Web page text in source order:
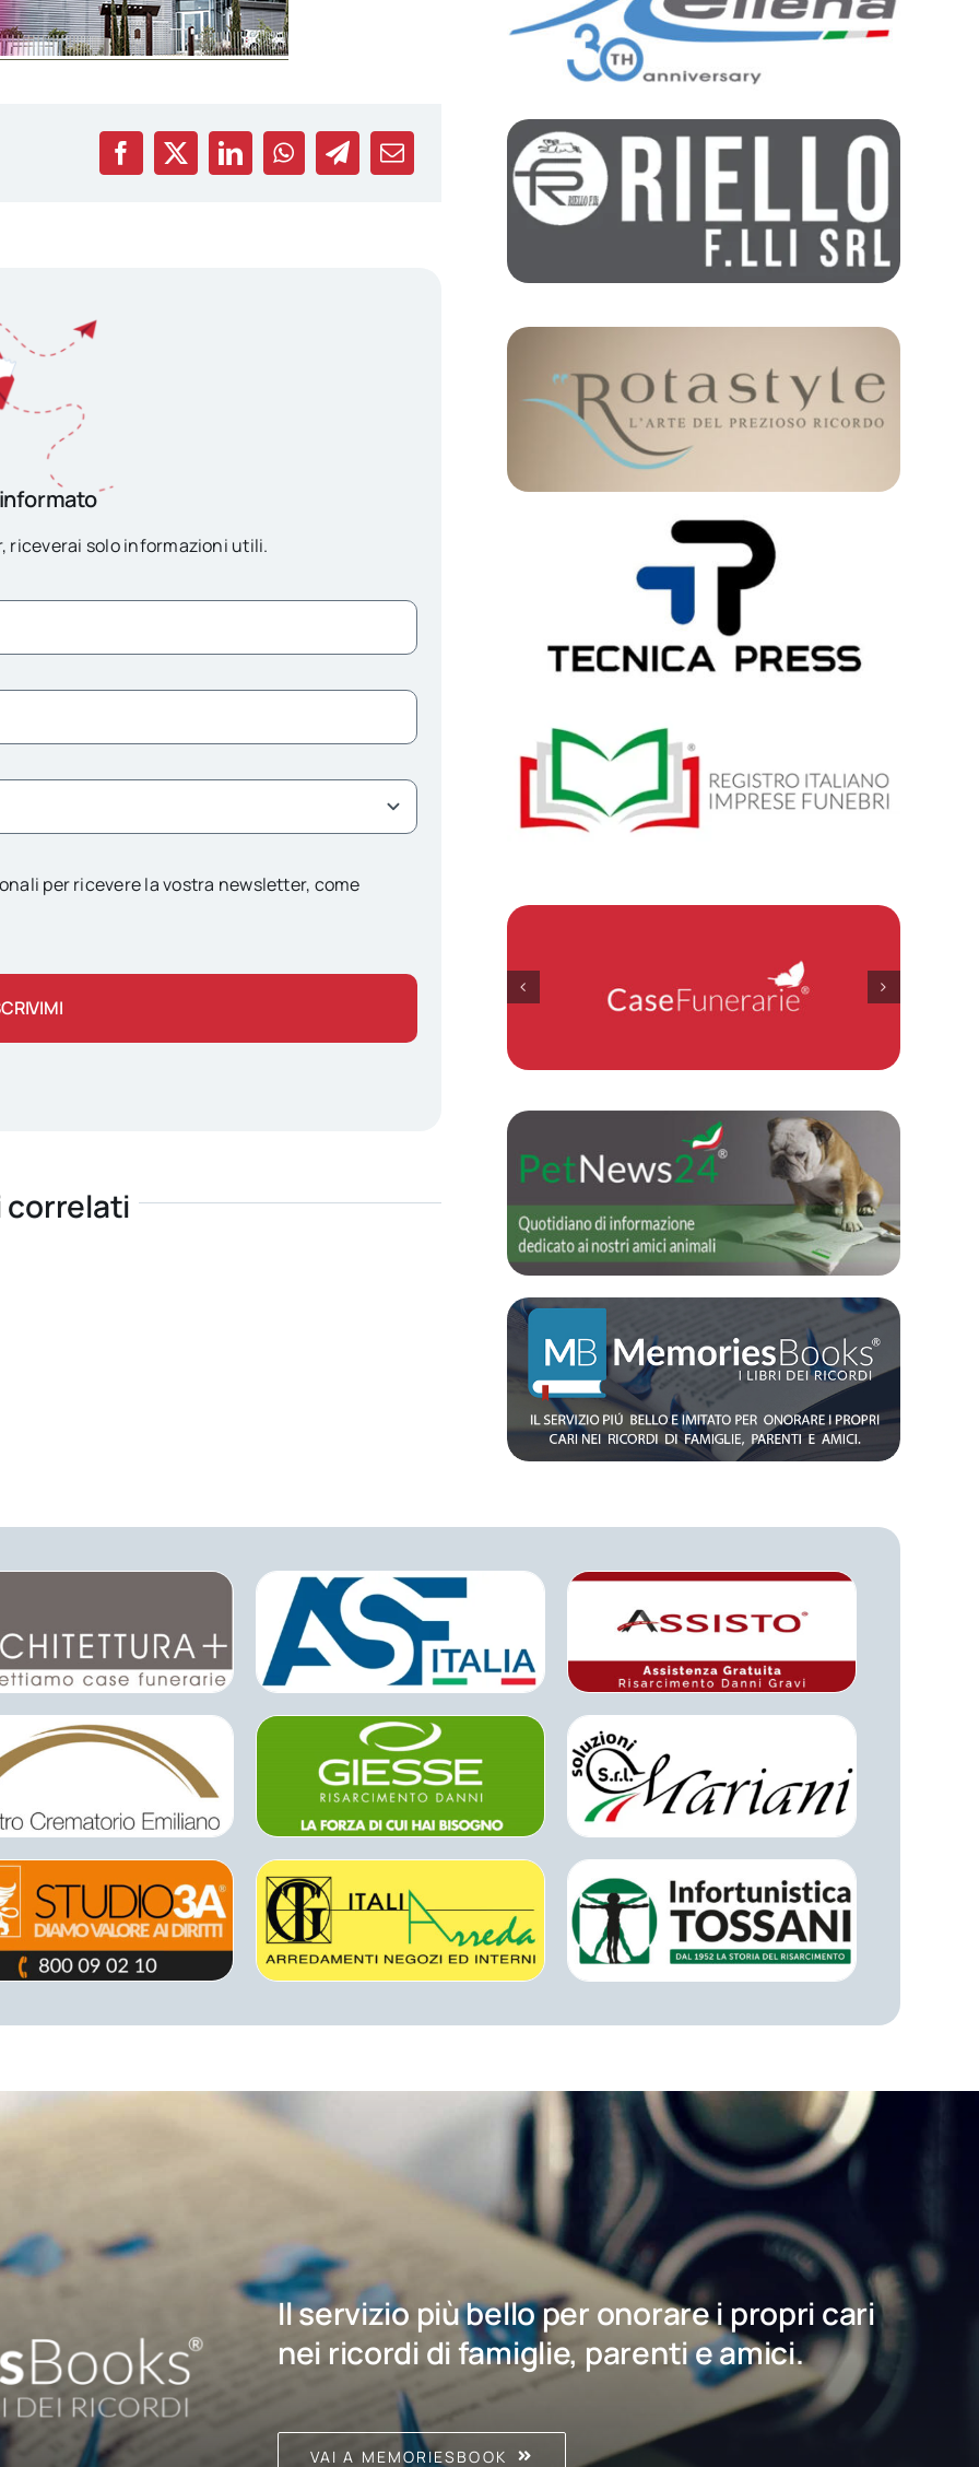
riceverai solo informazioni utili.
per ricevere la vostra newsletter, come
correlati
Il servizio più bello per onorare i propri cari
nei ricordi di famiglie, parenti e amici.
VAI A MEMORIESBOOK